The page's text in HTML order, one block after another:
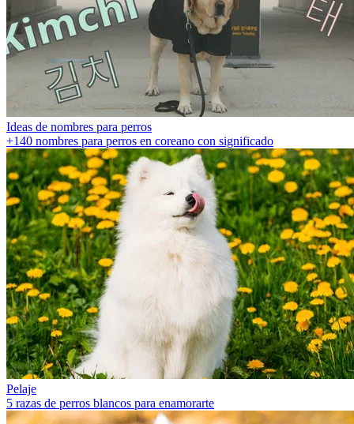
Ideas de nombres para perros
+140 nombres para perros en coreano con significado
Pelaje
5 razas de perros blancos para enamorarte